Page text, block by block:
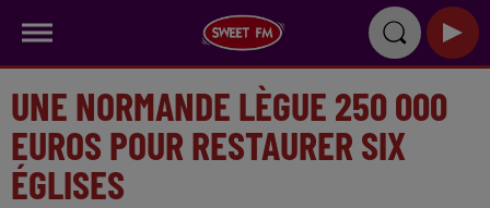
UNE NORMANDE LÈGUE 250 000
EUROS POUR RESTAURER SIX
ÉGLISES